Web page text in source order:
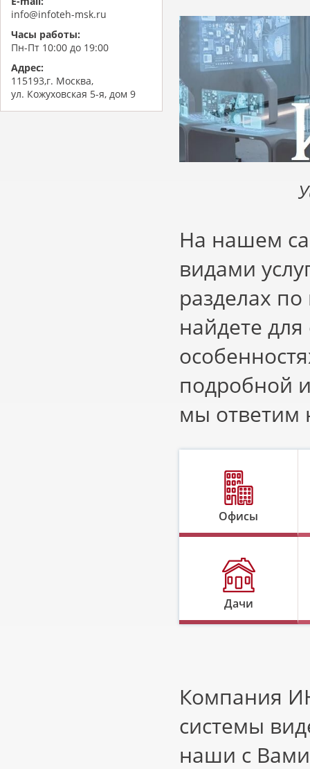
info@infoteh-msk.ru
Часы работы:
Пн-Пт 10:00 до 19:00
Адрес:
115193,г. Москва,
ул. Кожуховская 5-я, дом 9
На нашем
видами
разделах
найдете
подробной
мы ответим
Офисы
Дачи
Компания
системы
наши с